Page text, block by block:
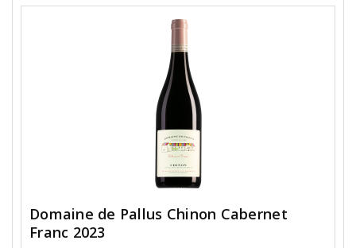
Domaine de Pallus Chinon Cabernet
Franc 2023